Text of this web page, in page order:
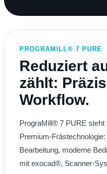
PROGRAMILL® 7 PURE
Reduziert
zählt:
Workflow.
PrograMill® 7 PURE steht
Premium-
Bearbeitung, moderne
mit exocad®, Scanner-